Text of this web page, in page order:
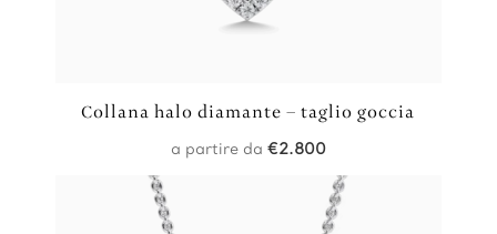
Collana halo diamante – taglio goccia
a partire da €2.800